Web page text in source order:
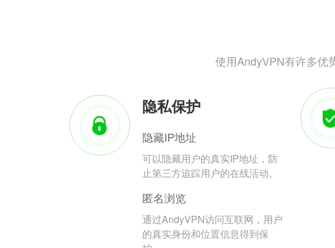
使用AndyVPN有许多优
隐私保护
隐藏IP地址
可以隐藏用户的真实IP地址，防
止第三方追踪用户的在线活动。
匿名浏览
通过AndyVPN访问互联网，用户
的真实身份和位置信息得到保